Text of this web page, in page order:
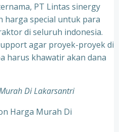
PT Lintas sinergy
harga special untuk para
di seluruh indonesia.
agar proyek-proyek di
harus khawatir akan dana
Di Lakarsantri